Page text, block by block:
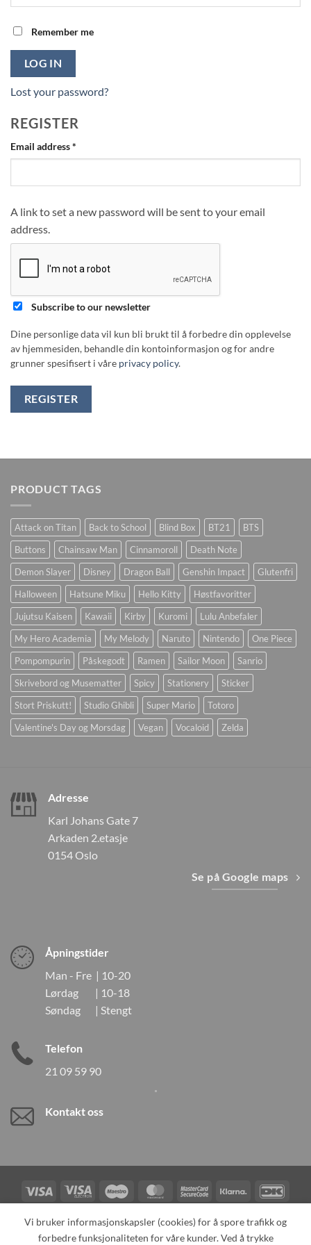
Remember me
LOG IN
Lost your password?
REGISTER
Email address*
A link to set a new password will be sent to your email
address.
Subscribe to our newsletter
Dine personlige data vil kun bli brukt til å forbedre din opplevelse
av hjemmesiden, behandle din kontoinformasjon og for andre
grunner spesifisert i våre privacy policy.
REGISTER
PRODUCT TAGS
Attack on Titan Back to School Blind Box BT21
BTS
Buttons
Chainsaw Man Cinnamoroll
Death Note
Demon Slayer
Disney Dragon Ball Genshin Impact
Glutenfri
Halloween
Hatsune Miku Hello Kitty
Høstfavoritter
Jujutsu Kaisen
Kawaii Kirby Kuromi
Lulu Anbefaler
My Hero Academia
My Melody Naruto Nintendo
One Piece
Pompompurin
Påskegodt Ramen Sailor Moon
Sanrio
Skrivebord og Musematter
Spicy Stationery
Sticker
Stort Priskutt!
Studio Ghibli Super Mario
Totoro
Valentine's Day og Morsdag
Vegan Vocaloid Zelda
Adresse
Karl Johans Gate 7
Arkaden 2.etasje
0154 Oslo
Se på Google maps
Åpningstider
Man - Fre | 10-20
Lørdag | 10-18
Søndag | Stengt
Telefon
21 09 59 90
Kontakt oss
Visa
Visa
Electron
Maestro MasterCardMasterCard
2
Klarna
Card
TILBAKEKALLINGER KONTAKT OSS OM OSS
Vi bruker informasjonskapsler (cookies) for å spore trafikk og
forbedre funksjonaliteten for våre kunder. Ved å trykke